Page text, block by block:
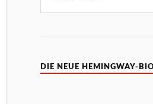
DIE NEUE HEMINGWAY-